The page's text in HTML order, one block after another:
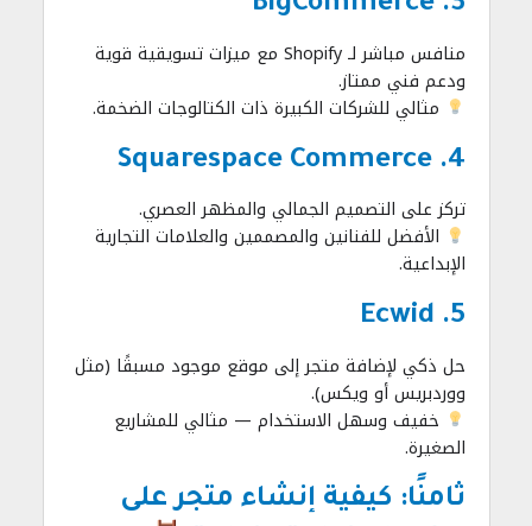
منافس مباشر لـ Shopify مع ميزات تسويقية قوية
ودعم فني ممتاز.
مثالي للشركات الكبيرة ذات الكتالوجات الضخمة.
4. Squarespace Commerce
تركز على التصميم الجمالي والمظهر العصري.
الأفضل للفنانين والمصممين والعلامات التجارية
الإبداعية.
5. Ecwid
حل ذكي لإضافة متجر إلى موقع موجود مسبقًا (مثل
ووردبريس أو ويكس).
خفيف وسهل الاستخدام — مثالي للمشاريع
الصغيرة.
ثامنًا: كيفية إنشاء متجر على